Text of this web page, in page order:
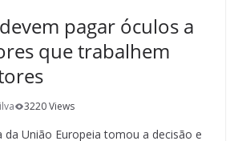
pagar óculos a
que trabalhem
3220 Views
da União Europeia tomou a decisão e